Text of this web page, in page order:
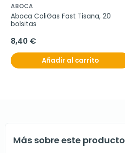
ABOCA
Aboca ColiGas Fast Tisana, 20
bolsitas
8,40 €
Añadir al carrito
Más sobre este producto